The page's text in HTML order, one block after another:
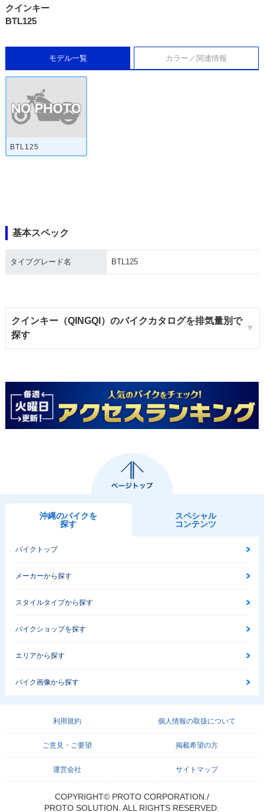
クインキー
BTL125
モデル一覧 カラー／関連情報
BTL125
基本スペック
タイプグレード名 BTL125
クインキー（QINGQI）のバイクカタログを排気量別で
探す
沖縄のバイクを
探す
スペシャル
コンテンツ
バイクトップ
メーカーから探す
スタイルタイプから探す
バイクショップを探す
エリアから探す
バイク画像から探す
利用規約 個人情報の取扱について
ご意見・ご要望 掲載希望の方
運営会社 サイトマップ
COPYRIGHT© PROTO CORPORATION./
PROTO SOLUTION. ALL RIGHTS RESERVED.